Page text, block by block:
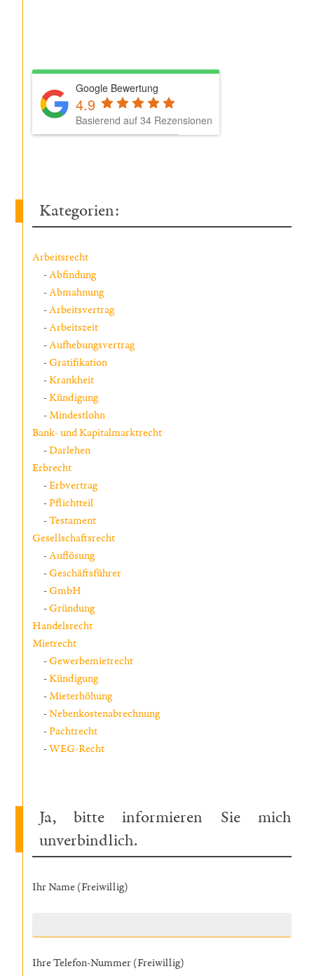
Google Bewertung
4.9
Basierend auf 34 Rezensionen
Kategorien:
Arbeitsrecht
Abfindung
Abmahnung
Arbeitsvertrag
Arbeitszeit
Aufhebungsvertrag
Gratifikation
Krankheit
Kündigung
Mindestlohn
Bank- und Kapitalmarktrecht
Darlehen
Erbrecht
Erbvertrag
Pflichtteil
Testament
Gesellschaftsrecht
Auflösung
Geschäftsführer
GmbH
Gründung
Handelsrecht
Mietrecht
Gewerbemietrecht
Kündigung
Mieterhöhung
Nebenkostenabrechnung
Pachtrecht
WEG-Recht
Ja, bitte informieren Sie mich
unverbindlich.
Ihr Name (Freiwillig)
Ihre Telefon-Nummer (Freiwillig)